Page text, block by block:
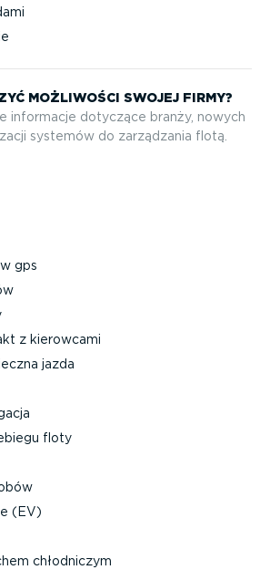
gps
z kierowcami
jazda
floty
(EV)
chłodniczym
MOŻLIWOŚCI SWOJEJ FIRMY?
informacje dotyczące branży, nowych
systemów do zarządzania flotą.